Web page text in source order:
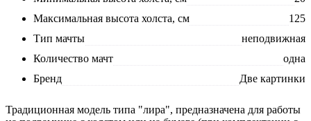
Максимальная высота холста, см
125
Тип мачты
неподвижная
Количество мачт
одна
Бренд
Две картинки
Традиционная модель типа "лира", предназначена для работы